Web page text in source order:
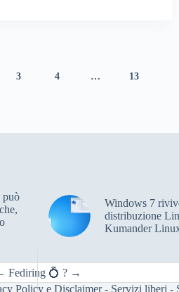
3 4 … 13
può
Windows 7
distribuzione
Kumander
Fediring 💍 ? →
Policy e Disclaimer- Servizi liberi -